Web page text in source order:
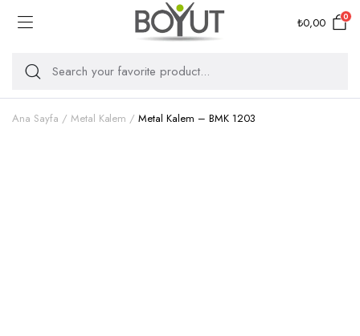
₺0,00 0
Ana Sayfa Metal Kalem Metal Kalem – BMK 1203